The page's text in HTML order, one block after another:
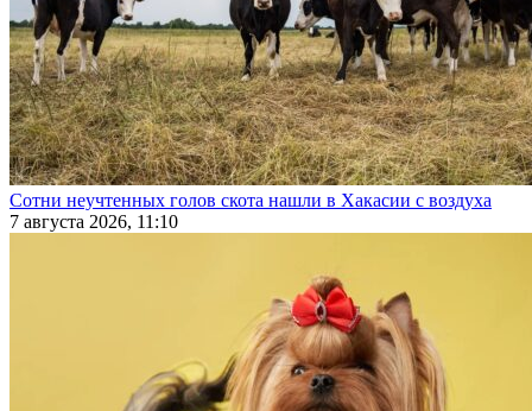
Сотни неучтенных голов скота нашли в Хакасии с воздуха
7 августа 2026, 11:10